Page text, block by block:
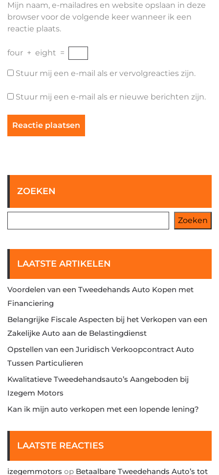
Mijn naam, e-mailadres en website opslaan in deze
browser voor de volgende keer wanneer ik een
reactie plaats.
four + eight =
Stuur mij een e-mail als er vervolgreacties zijn.
Stuur mij een e-mail als er nieuwe berichten zijn.
ZOEKEN
Zoeken
LAATSTE ARTIKELEN
Voordelen van een Tweedehands Auto Kopen met
Financiering
Belangrijke Fiscale Aspecten bij het Verkopen van een
Zakelijke Auto aan de Belastingdienst
Opstellen van een Juridisch Verkoopcontract Auto
Tussen Particulieren
Kwalitatieve Tweedehandsauto’s Aangeboden bij
Izegem Motors
Kan ik mijn auto verkopen met een lopende lening?
LAATSTE REACTIES
izegemmotors op Betaalbare Tweedehands Auto’s tot